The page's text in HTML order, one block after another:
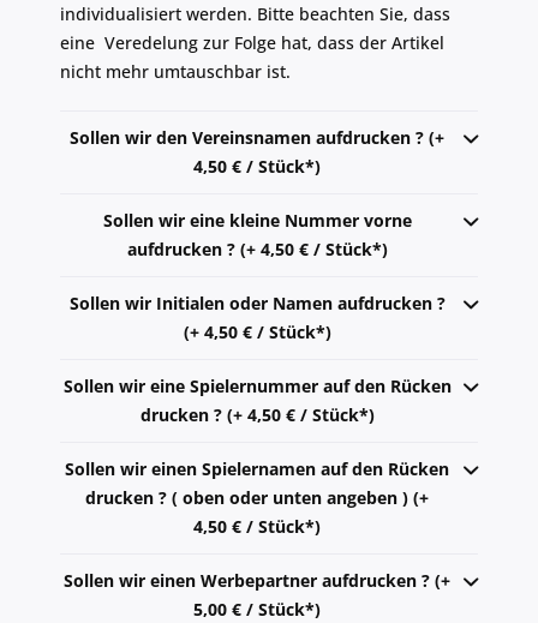
individualisiert werden. Bitte beachten Sie, dass
eine Veredelung zur Folge hat, dass der Artikel
nicht mehr umtauschbar ist.
Sollen wir den Vereinsnamen aufdrucken ? (+
4,50 € / Stück*)
Sollen wir eine kleine Nummer vorne
aufdrucken ? (+ 4,50 € / Stück*)
Sollen wir Initialen oder Namen aufdrucken ?
(+ 4,50 € / Stück*)
Sollen wir eine Spielernummer auf den Rücken
drucken ? (+ 4,50 € / Stück*)
Sollen wir einen Spielernamen auf den Rücken
drucken ? ( oben oder unten angeben ) (+
4,50 € / Stück*)
Sollen wir einen Werbepartner aufdrucken ? (+
5,00 € / Stück*)